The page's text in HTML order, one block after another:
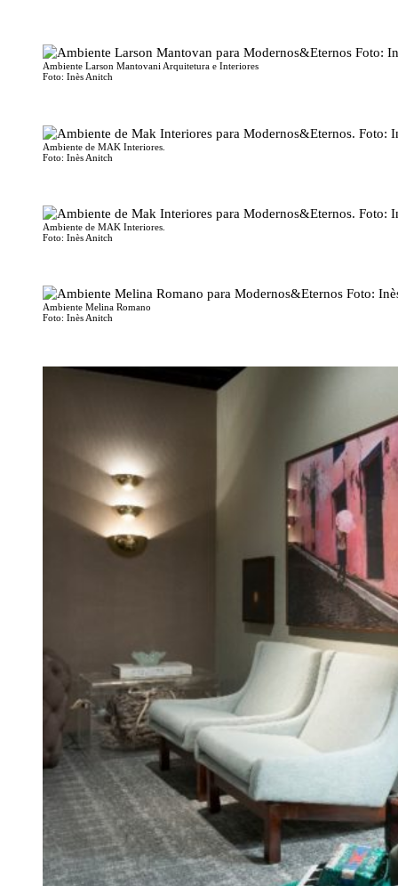
Ambiente Larson Mantovani Arquitetura e Interiores
Foto: Inès Anitch
Ambiente de MAK Interiores.
Foto: Inès Anitch
Ambiente de MAK Interiores.
Foto: Inès Anitch
Ambiente Melina Romano
Foto: Inès Anitch